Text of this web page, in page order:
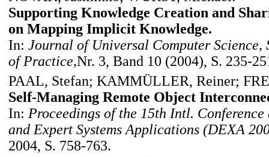
Supporting Knowledge Creation and
on Mapping Implicit Knowledge.
In: Journal of Universal Computer Science,
of Practice,Nr. 3, Band 10 (2004), S. 235-
PAAL, Stefan; KAMMÜLLER, Reiner;
Self-Managing Remote Object
In: Proceedings of the 15th Intl. Conference
and Expert Systems Applications (DEXA
2004, S. 758-763.